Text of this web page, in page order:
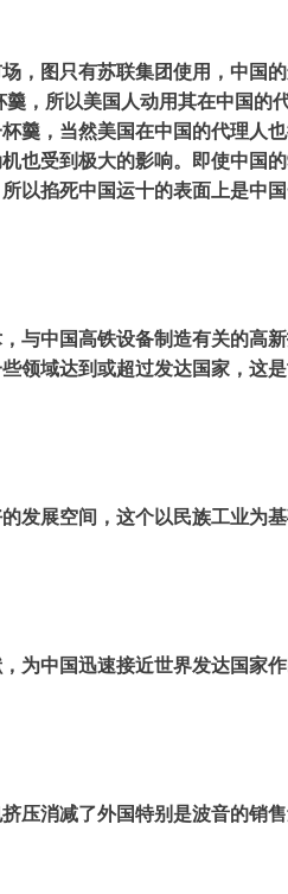
，图只有苏联集团使用，中国
，所以美国人动用其在中国的
羹，当然美国在中国的代理人
也受到极大的影响。即使中国
以掐死中国运十的表面上是中
与中国高铁设备制造有关的高
领域达到或超过发达国家，这
发展空间，这个以民族工业为
为中国迅速接近世界发达国家
压消减了外国特别是波音的销